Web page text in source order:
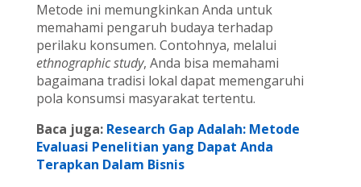
Metode ini memungkinkan Anda untuk
memahami pengaruh budaya terhadap
perilaku konsumen. Contohnya, melalui
ethnographic study, Anda bisa memahami
bagaimana tradisi lokal dapat memengaruhi
pola konsumsi masyarakat tertentu.
Baca juga: Research Gap Adalah: Metode
Evaluasi Penelitian yang Dapat Anda
Terapkan Dalam Bisnis